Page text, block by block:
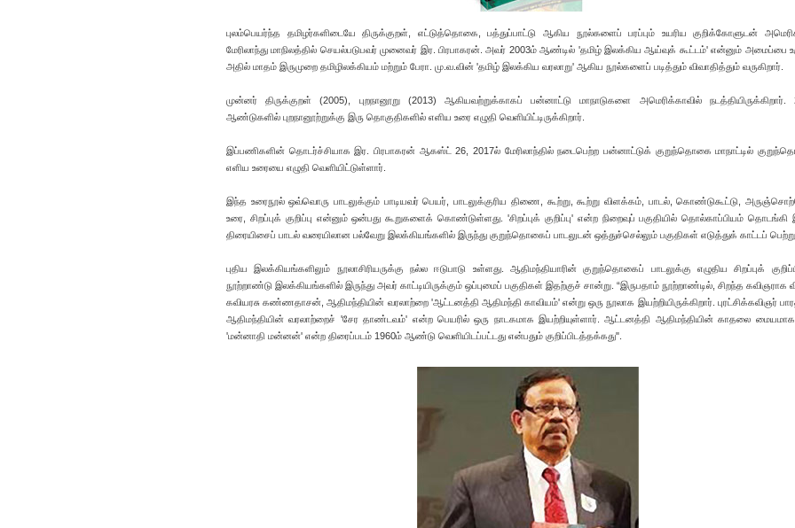
புலம்பெயர்ந்த தமிழர்களிடையே திருக்குறள், எட்டுத்தொகை, பத்துப்பாட்டு ஆகிய நூல்களைப் பரப்பும் உயரிய குறிக்கோளுடன்
மேரிலாந்து மாநிலத்தில் செயல்படுபவர் முனைவர் இர. பிரபாகரன். அவர் 2003ம் ஆண்டில் 'தமிழ் இலக்கிய ஆய்வுக் கூட்டம்' என்னும் அமைப்பை
அதில் மாதம் இருமுறை தமிழிலக்கியம் மற்றும் பேரா. மு.வ.வின் 'தமிழ் இலக்கிய வரலாறு' ஆகிய நூல்களைப் படித்தும் விவாதித்தும் வருகிறார்.
முன்னர் திருக்குறள் (2005), புறநானூறு (2013) ஆகியவற்றுக்காகப் பன்னாட்டு மாநாடுகளை அமெரிக்காவில் நடத்தியிருக்கிறார்.
ஆண்டுகளில் புறநானூற்றுக்கு இரு தொகுதிகளில் எளிய உரை எழுதி வெளியிட்டிருக்கிறார்.
இப்பணிகளின் தொடர்ச்சியாக இர. பிரபாகரன் ஆகஸ்ட் 26, 2017ல் மேரிலாந்தில் நடைபெற்ற பன்னாட்டுக் குறுந்தொகை மாநாட்டில்
எளிய உரையை எழுதி வெளியிட்டுள்ளார்.
இந்த உரைநூல் ஒவ்வொரு பாடலுக்கும் பாடியவர் பெயர், பாடலுக்குரிய திணை, கூற்று, கூற்று விளக்கம், பாடல், கொண்டுகூட்டு,
உரை, சிறப்புக் குறிப்பு என்னும் ஒன்பது கூறுகளைக் கொண்டுள்ளது. 'சிறப்புக் குறிப்பு' என்ற நிறைவுப் பகுதியில் தொல்காப்பியம்
திரையிசைப் பாடல் வரையிலான பல்வேறு இலக்கியங்களில் இருந்து குறுந்தொகைப் பாடலுடன் ஒத்துச்செல்லும் பகுதிகள் எடுத்துக் காட்டப்
புதிய இலக்கியங்களிலும் நூலாசிரியருக்கு நல்ல ஈடுபாடு உள்ளது. ஆதிமந்தியாரின் குறுந்தொகைப் பாடலுக்கு எழுதிய சிறப்புக்
நூற்றாண்டு இலக்கியங்களில் இருந்து அவர் காட்டியிருக்கும் ஒப்புமைப் பகுதிகள் இதற்குச் சான்று. “இருபதாம் நூற்றாண்டில், சிறந்த கவிஞராக
கவியரசு கண்ணதாசன், ஆதிமந்தியின் வரலாற்றை 'ஆட்டனத்தி ஆதிமந்தி காவியம்' என்று ஒரு நூலாக இயற்றியிருக்கிறார். புரட்சிக்கவிஞர்
ஆதிமந்தியின் வரலாற்றைச் 'சேர தாண்டவம்' என்ற பெயரில் ஒரு நாடகமாக இயற்றியுள்ளார். ஆட்டனத்தி ஆதிமந்தியின் காதலை
'மன்னாதி மன்னன்' என்ற திரைப்படம் 1960ம் ஆண்டு வெளியிடப்பட்டது என்பதும் குறிப்பிடத்தக்கது".